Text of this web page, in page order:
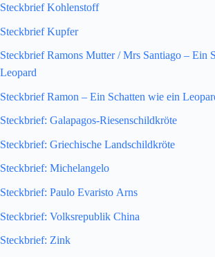
Steckbrief Kohlenstoff
Steckbrief Kupfer
Steckbrief Ramons Mutter / Mrs Santiago – Ein
Leopard
Steckbrief Ramon – Ein Schatten wie ein
Steckbrief: Galapagos-Riesenschildkröte
Steckbrief: Griechische Landschildkröte
Steckbrief: Michelangelo
Steckbrief: Paulo Evaristo Arns
Steckbrief: Volksrepublik China
Steckbrief: Zink